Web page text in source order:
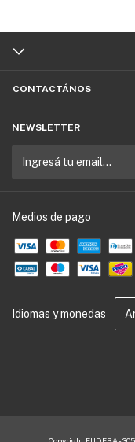
CONTACTÁNOS
NEWSLETTER
Medios de pago
Idiomas y monedas